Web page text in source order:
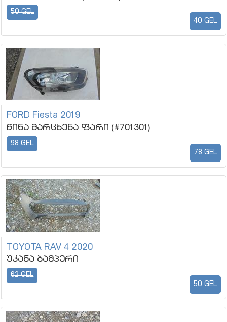
50 GEL
40 GEL
FORD Fiesta 2019
წინა მარცხენა ფარი (#701301)
98 GEL
78 GEL
TOYOTA RAV 4 2020
უკანა ბამპერი
62 GEL
50 GEL